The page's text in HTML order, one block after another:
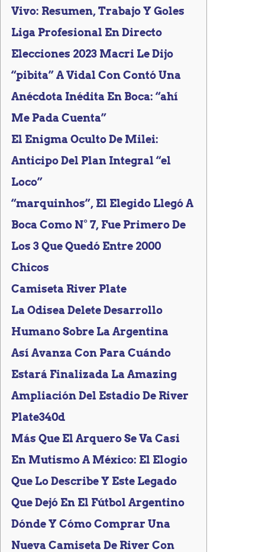
Vivo: Resumen, Trabajo Y Goles
Liga Profesional En Directo
Elecciones 2023 Macri Le Dijo
“pibita” A Vidal Con Contó Una
Anécdota Inédita En Boca: “ahí
Me Pada Cuenta”
El Enigma Oculto De Milei:
Anticipo Del Plan Integral “el
Loco”
“marquinhos”, El Elegido Llegó A
Boca Como N° 7, Fue Primero De
Los 3 Que Quedó Entre 2000
Chicos
Camiseta River Plate
La Odisea Delete Desarrollo
Humano Sobre La Argentina
Así Avanza Con Para Cuándo
Estará Finalizada La Amazing
Ampliación Del Estadio De River
Plate340d
Más Que El Arquero Se Va Casi
En Mutismo A México: El Elogio
Que Lo Describe Y Este Legado
Que Dejó En El Fútbol Argentino
Dónde Y Cómo Comprar Una
Nueva Camiseta De River Con